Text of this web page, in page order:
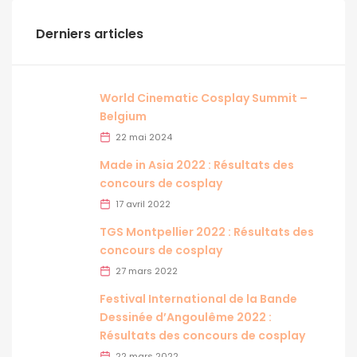
Derniers articles
World Cinematic Cosplay Summit –
Belgium
22 mai 2024
Made in Asia 2022 : Résultats des
concours de cosplay
17 avril 2022
TGS Montpellier 2022 : Résultats des
concours de cosplay
27 mars 2022
Festival International de la Bande
Dessinée d’Angoulême 2022 :
Résultats des concours de cosplay